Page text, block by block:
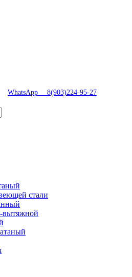
WhatsApp 8(903)224-95-27
стали
вытяжной